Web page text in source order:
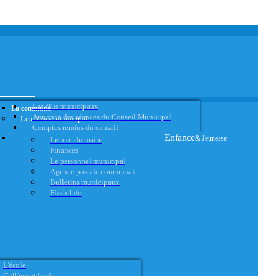
La commune
Le conseil municipal
Les élus municipaux
Annonce des séances du Conseil Municipal
Comptes rendus du conseil
Le mot du maire
Finances
Le personnel municipal
Agence postale communale
Bulletins municipaux
Flash Info
Enfance& Jeunesse
L'école